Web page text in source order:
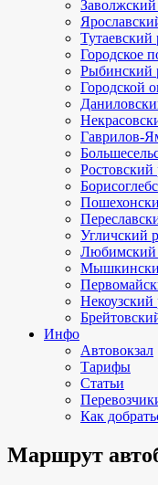
Тутаевский
Городское
Рыбинский
Городской
Гаврилов-
Ростовский
Угличский
Любимский
Некоузский
Инфо
Автовокзал
Тарифы
Статьи
Как
Маршрут